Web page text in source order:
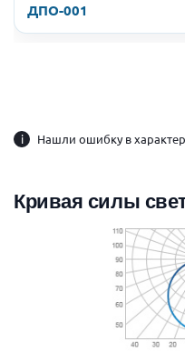
ДПО-001
i Нашли ошибку в
Кривая силы